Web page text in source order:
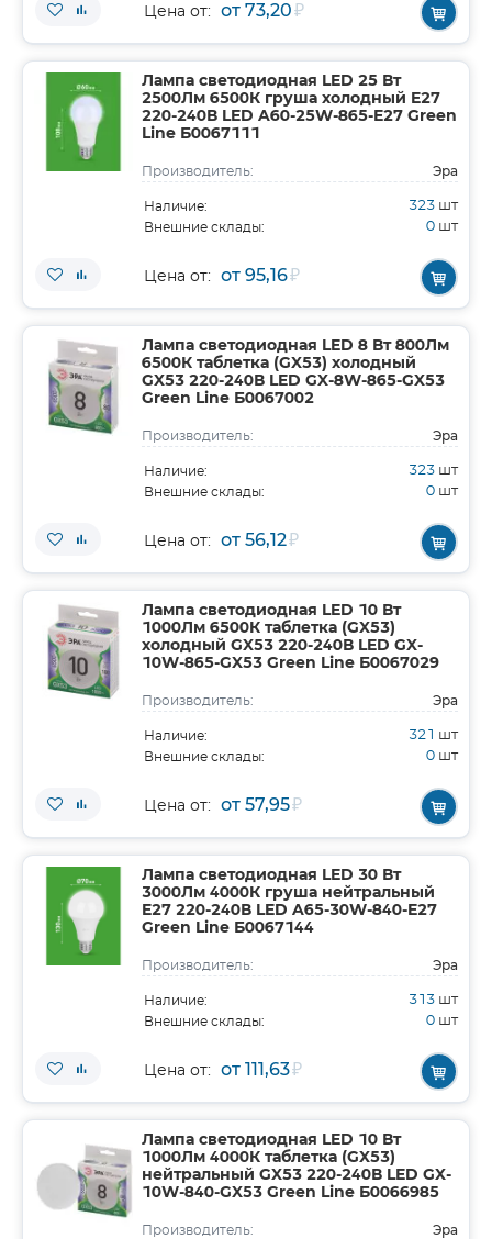
Цена от: от 73,20₽
Лампа светодиодная LED 25 Вт
2500Лм 6500К груша холодный E27
220-240В LED A60-25W-865-E27 Green
Line Б0067111
Производитель: Эра
Наличие: 323 шт
Внешние склады: 0 шт
Цена от: от 95,16₽
Лампа светодиодная LED 8 Вт 800Лм
6500К таблетка (GX53) холодный
GX53 220-240В LED GX-8W-865-GX53
Green Line Б0067002
Производитель: Эра
Наличие: 323 шт
Внешние склады: 0 шт
Цена от: от 56,12₽
Лампа светодиодная LED 10 Вт
1000Лм 6500К таблетка (GX53)
холодный GX53 220-240В LED GX-
10W-865-GX53 Green Line Б0067029
Производитель: Эра
Наличие: 321 шт
Внешние склады: 0 шт
Цена от: от 57,95₽
Лампа светодиодная LED 30 Вт
3000Лм 4000К груша нейтральный
E27 220-240В LED A65-30W-840-E27
Green Line Б0067144
Производитель: Эра
Наличие: 313 шт
Внешние склады: 0 шт
Цена от: от 111,63₽
Лампа светодиодная LED 10 Вт
1000Лм 4000К таблетка (GX53)
нейтральный GX53 220-240В LED GX-
10W-840-GX53 Green Line Б0066985
Производитель: Эра